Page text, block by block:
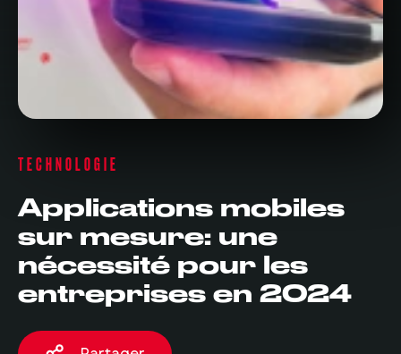
TECHNOLOGIE
Applications mobiles
sur mesure: une
nécessité pour les
entreprises en 2024